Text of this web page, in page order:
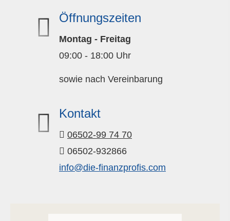
Öffnungszeiten
Montag - Freitag
09:00 - 18:00 Uhr
sowie nach Vereinbarung
Kontakt
06502-99 74 70
06502-932866
info@die-finanzprofis.com